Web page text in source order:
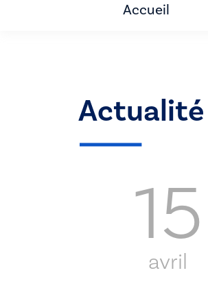
Accueil
Actualité
15
avril